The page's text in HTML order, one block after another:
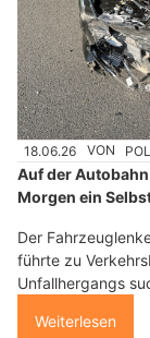
18.06.26 VON
Auf der
Morgen ein
Der
führte zu
Unfallhergangs
Weiterlesen